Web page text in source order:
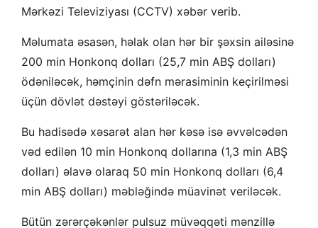
Mərkəzi Televiziyası (CCTV) xəbər verib.
Məlumata əsasən, həlak olan hər bir şəxsin ailəsinə
200 min Honkonq dolları (25,7 min ABŞ dolları)
ödəniləcək, həmçinin dəfn mərasiminin keçirilməsi
üçün dövlət dəstəyi göstəriləcək.
Bu hadisədə xəsarət alan hər kəsə isə əvvəlcədən
vəd edilən 10 min Honkonq dollarına (1,3 min ABŞ
dolları) əlavə olaraq 50 min Honkonq dolları (6,4
min ABŞ dolları) məbləğində müavinət veriləcək.
Bütün zərərçəkənlər pulsuz müvəqqəti mənzillə